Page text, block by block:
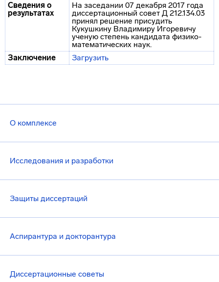
О комплексе
Исследования и разработки
Защиты диссертаций
Аспирантура и докторантура
Диссертационные советы
Сведения о
результатах
На заседании 07 декабря 2017 года
диссертационный совет Д 212.134.03
принял решение присудить
Кукушкину Владимиру Игоревичу
ученую степень кандидата физико-
математических наук.
Заключение
Загрузить